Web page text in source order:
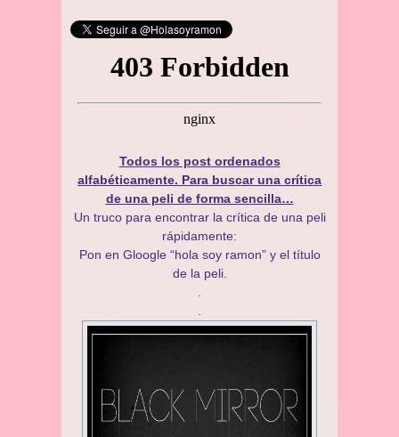
Todos los post ordenados
alfabéticamente. Para buscar una crítica
de una peli de forma sencilla…
Un truco para encontrar la crítica de una peli
rápidamente:
Pon en Gloogle “hola soy ramon” y el título
de la peli.